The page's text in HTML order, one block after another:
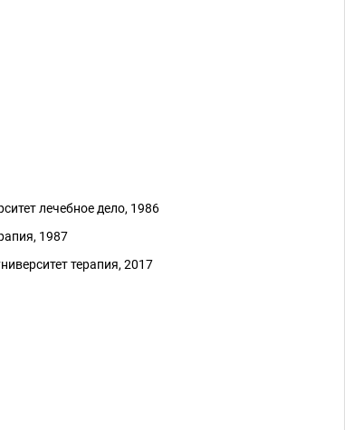
лечебное дело, 1986
1987
терапия, 2017